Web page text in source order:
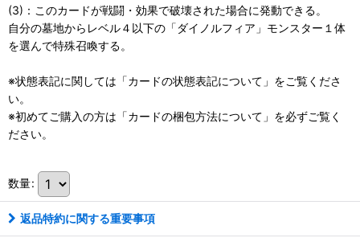
(3)：このカードが戦闘・効果で破壊された場合に発動できる。
自分の墓地からレベル４以下の「ダイノルフィア」モンスター１体
を選んで特殊召喚する。
※状態表記に関しては「カードの状態表記について」をご覧くださ
い。
※初めてご購入の方は「カードの梱包方法について」を必ずご覧く
ださい。
数量:
返品特約に関する重要事項